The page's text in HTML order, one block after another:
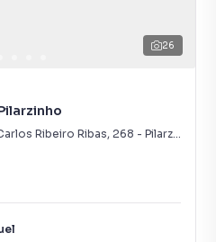
26
Ribeiro Ribas, 268 - Pilarzinho